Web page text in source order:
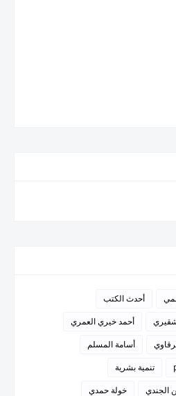
أحدث الكتب
أحمد خيري العمري
أسامة المسلم
تنمية بشرية
الجندي خولة حمدي